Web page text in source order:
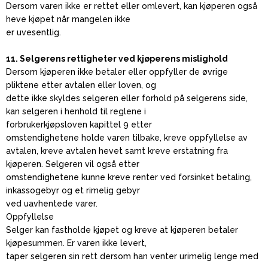
Dersom varen ikke er rettet eller omlevert, kan kjøperen også
heve kjøpet når mangelen ikke
er uvesentlig.
11. Selgerens rettigheter ved kjøperens mislighold
Dersom kjøperen ikke betaler eller oppfyller de øvrige
pliktene etter avtalen eller loven, og
dette ikke skyldes selgeren eller forhold på selgerens side,
kan selgeren i henhold til reglene i
forbrukerkjøpsloven kapittel 9 etter
omstendighetene holde varen tilbake, kreve oppfyllelse av
avtalen, kreve avtalen hevet samt kreve erstatning fra
kjøperen. Selgeren vil også etter
omstendighetene kunne kreve renter ved forsinket betaling,
inkassogebyr og et rimelig gebyr
ved uavhentede varer.
Oppfyllelse
Selger kan fastholde kjøpet og kreve at kjøperen betaler
kjøpesummen. Er varen ikke levert,
taper selgeren sin rett dersom han venter urimelig lenge med